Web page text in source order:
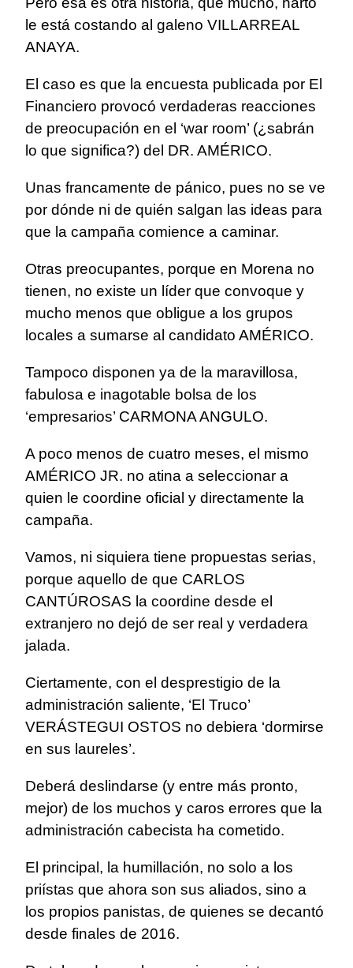
le está costando al galeno VILLARREAL
ANAYA.
El caso es que la encuesta publicada por El
Financiero provocó verdaderas reacciones
de preocupación en el ‘war room’ (¿sabrán
lo que significa?) del DR. AMÉRICO.
Unas francamente de pánico, pues no se ve
por dónde ni de quién salgan las ideas para
que la campaña comience a caminar.
Otras preocupantes, porque en Morena no
tienen, no existe un líder que convoque y
mucho menos que obligue a los grupos
locales a sumarse al candidato AMÉRICO.
Tampoco disponen ya de la maravillosa,
fabulosa e inagotable bolsa de los
‘empresarios’ CARMONA ANGULO.
A poco menos de cuatro meses, el mismo
AMÉRICO JR. no atina a seleccionar a
quien le coordine oficial y directamente la
campaña.
Vamos, ni siquiera tiene propuestas serias,
porque aquello de que CARLOS
CANTÚROSAS la coordine desde el
extranjero no dejó de ser real y verdadera
jalada.
Ciertamente, con el desprestigio de la
administración saliente, ‘El Truco’
VERÁSTEGUI OSTOS no debiera ‘dormirse
en sus laureles’.
Deberá deslindarse (y entre más pronto,
mejor) de los muchos y caros errores que la
administración cabecista ha cometido.
El principal, la humillación, no solo a los
priístas que ahora son sus aliados, sino a
los propios panistas, de quienes se decantó
desde finales de 2016.